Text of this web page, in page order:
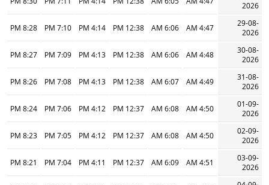
2026
29-08-
2026
4:47 AM
6:06 AM
12:38 PM
4:14 PM
7:10 PM
8:28 PM
30-08-
2026
4:48 AM
6:06 AM
12:38 PM
4:13 PM
7:09 PM
8:27 PM
31-08-
2026
4:49 AM
6:07 AM
12:38 PM
4:13 PM
7:08 PM
8:26 PM
01-09-
2026
4:50 AM
6:08 AM
12:37 PM
4:12 PM
7:06 PM
8:24 PM
02-09-
2026
4:50 AM
6:08 AM
12:37 PM
4:12 PM
7:05 PM
8:23 PM
03-09-
2026
4:51 AM
6:09 AM
12:37 PM
4:11 PM
7:04 PM
8:21 PM